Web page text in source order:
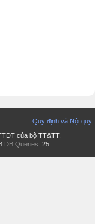
Quy định và Nội quy
của bộ TT&TT.
DB Queries: 25